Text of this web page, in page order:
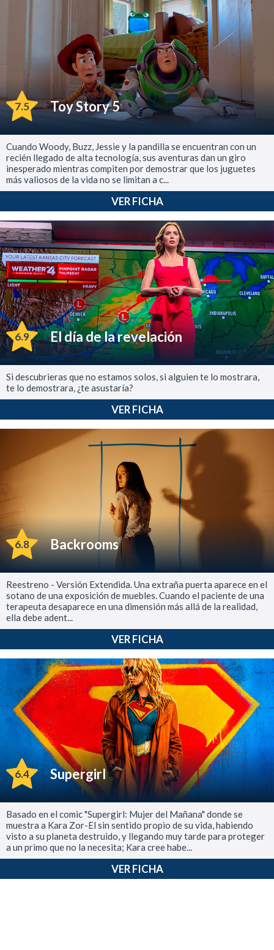
7.5 Toy Story 5
Cuando Woody, Buzz, Jessie y la pandilla se encuentran con un
recién llegado de alta tecnología, sus aventuras dan un giro
inesperado mientras compiten por demostrar que los juguetes
más valiosos de la vida no se limitan a c...
VER FICHA
6.9 El día de la revelación
Si descubrieras que no estamos solos, si alguien te lo mostrara,
te lo demostrara, ¿te asustaría?
VER FICHA
6.8 Backrooms
Reestreno - Versión Extendida. Una extraña puerta aparece en el
sotano de una exposición de muebles. Cuando el paciente de una
terapeuta desaparece en una dimensión más allá de la realidad,
ella debe adent...
VER FICHA
6.4 Supergirl
Basado en el comic "Supergirl: Mujer del Mañana" donde se
muestra a Kara Zor-El sin sentido propio de su vida, habiendo
visto a su planeta destruido, y llegando muy tarde para proteger
a un primo que no la necesita; Kara cree habe...
VER FICHA